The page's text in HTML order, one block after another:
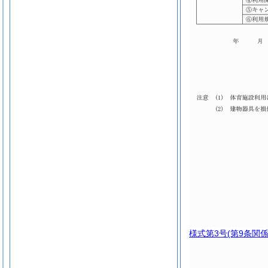
様式第3号(第9条関